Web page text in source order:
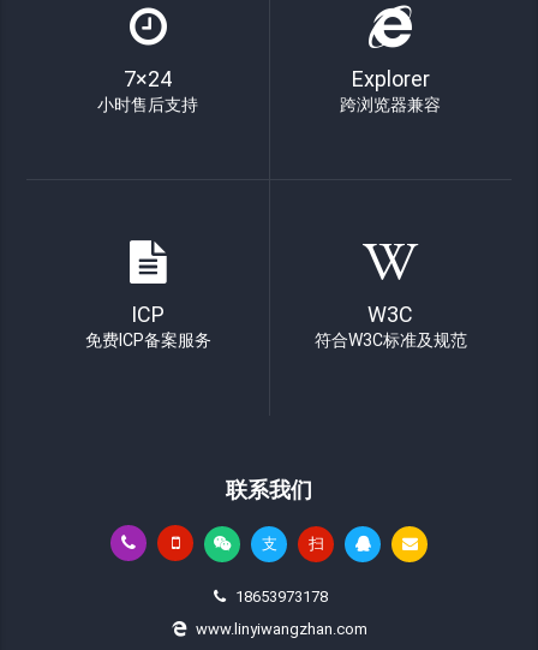
7×24
小时售后支持
Explorer
跨浏览器兼容
ICP
免费ICP备案服务
W3C
符合W3C标准及规范
联系我们
支 扫
18653973178
www.linyiwangzhan.com